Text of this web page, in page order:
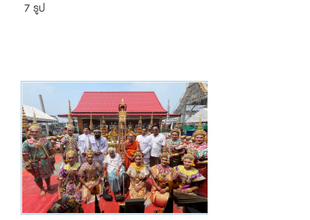
7 รูป